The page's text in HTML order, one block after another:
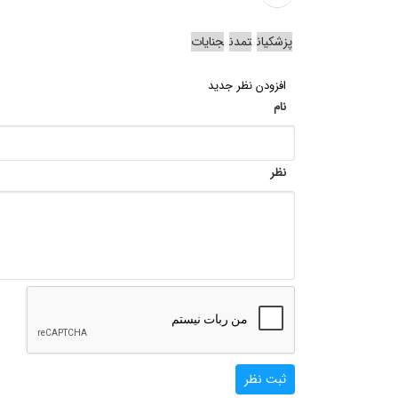
پزشکیان تمدن جنایات
افزودن نظر جدید
نام
نظر
ثبت نظر